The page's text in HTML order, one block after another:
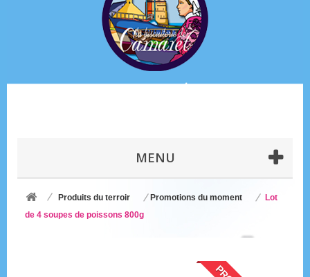
MENU
Produits du terroir Promotions du moment
Lot
de 4 soupes de poissons 800g